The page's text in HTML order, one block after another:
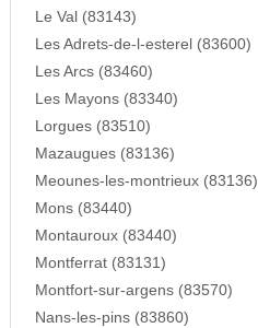
Le Val (83143)
Les Adrets-de-l-esterel (83600)
Les Arcs (83460)
Les Mayons (83340)
Lorgues (83510)
Mazaugues (83136)
Meounes-les-montrieux (83136)
Mons (83440)
Montauroux (83440)
Montferrat (83131)
Montfort-sur-argens (83570)
Nans-les-pins (83860)